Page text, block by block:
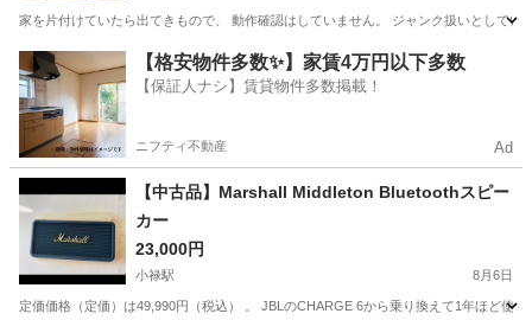
家を片付けていたら出てきもので、 動作確認はしていません。 ジャンク扱いとして
沖縄 沖縄市 季節、空調家電 ジャンク品
【格安物件多数✨】家賃4万円以下多数
【保証人ナシ】賃貸物件多数掲載！
ニフティ不動産 Ad
【中古品】Marshall Middleton Bluetoothスピー
カー
23,000円
小禄駅 8月6日
定価価格（定価）は49,990円（税込） 。 JBLのCHARGE 6から乗り換えて1年ほど使